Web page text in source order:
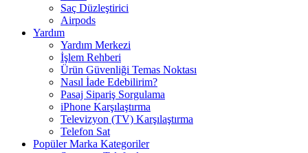
Saç Düzleştirici
Airpods
Yardım
Yardım Merkezi
İşlem Rehberi
Ürün Güvenliği Temas Noktası
Nasıl İade Edebilirim?
Pasaj Sipariş Sorgulama
iPhone Karşılaştırma
Televizyon (TV) Karşılaştırma
Telefon Sat
Popüler Marka Kategoriler